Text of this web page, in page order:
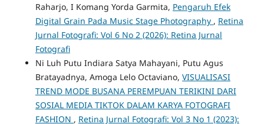
Raharjo, I Komang Yorda Garmita, Pengaruh Efek
Digital Grain Pada Music Stage Photography , Retina
Jurnal Fotografi: Vol 6 No 2 (2026): Retina Jurnal
Fotografi
Ni Luh Putu Indiara Satya Mahayani, Putu Agus
Bratayadnya, Amoga Lelo Octaviano, VISUALISASI
TREND MODE BUSANA PEREMPUAN TERIKINI DARI
SOSIAL MEDIA TIKTOK DALAM KARYA FOTOGRAFI
FASHION , Retina Jurnal Fotografi: Vol 3 No 1 (2023):